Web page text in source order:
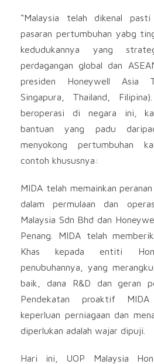
“Malaysia telah dikenal
pasaran pertumbuhan yabg
kedudukannya yang
perdagangan global dan
presiden Honeywell Asia
Singapura, Thailand,
beroperasi di negara ini,
bantuan yang padu
menyokong pertumbuhan
contoh khususnya:
MIDA telah memainkan
dalam permulaan dan
Malaysia Sdn Bhd dan
Penang. MIDA telah
Khas kepada entiti
penubuhannya, yang
baik, dana R&D dan geran
Pendekatan proaktif
keperluan perniagaan dan
diperlukan adalah wajar dipuji.
Hari ini, UOP Malaysia